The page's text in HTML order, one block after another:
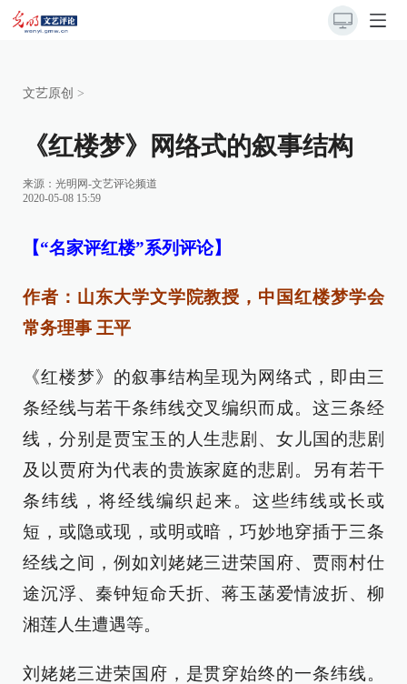
文艺原创 >
《红楼梦》网络式的叙事结构
来源： 光明网-文艺评论频道
2020-05-08 15:59
【“名家评红楼”系列评论】
作者：山东大学文学院教授，中国红楼梦学会
常务理事 王平
《红楼梦》的叙事结构呈现为网络式，即由三
条经线与若干条纬线交叉编织而成。这三条经
线，分别是贾宝玉的人生悲剧、女儿国的悲剧
及以贾府为代表的贵族家庭的悲剧。另有若干
条纬线，将经线编织起来。这些纬线或长或
短，或隐或现，或明或暗，巧妙地穿插于三条
经线之间，例如刘姥姥三进荣国府、贾雨村仕
途沉浮、秦钟短命夭折、蒋玉菡爱情波折、柳
湘莲人生遭遇等。
刘姥姥三进荣国府，是贯穿始终的一条纬线。